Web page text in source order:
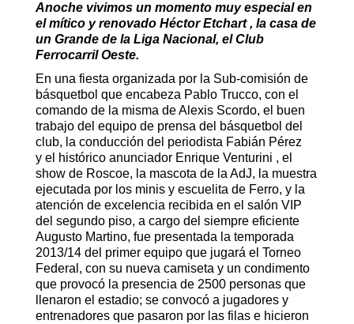
Anoche vivimos un momento muy especial en
el mítico y renovado Héctor Etchart , la casa de
un Grande de la Liga Nacional, el Club
Ferrocarril Oeste.
En una fiesta organizada por la Sub-comisión de
básquetbol que encabeza Pablo Trucco, con el
comando de la misma de Alexis Scordo, el buen
trabajo del equipo de prensa del básquetbol del
club, la conducción del periodista Fabián Pérez
y el histórico anunciador Enrique Venturini , el
show de Roscoe, la mascota de la AdJ, la muestra
ejecutada por los minis y escuelita de Ferro, y la
atención de excelencia recibida en el salón VIP
del segundo piso, a cargo del siempre eficiente
Augusto Martino, fue presentada la temporada
2013/14 del primer equipo que jugará el Torneo
Federal, con su nueva camiseta y un condimento
que provocó la presencia de 2500 personas que
llenaron el estadio; se convocó a jugadores y
entrenadores que pasaron por las filas e hicieron